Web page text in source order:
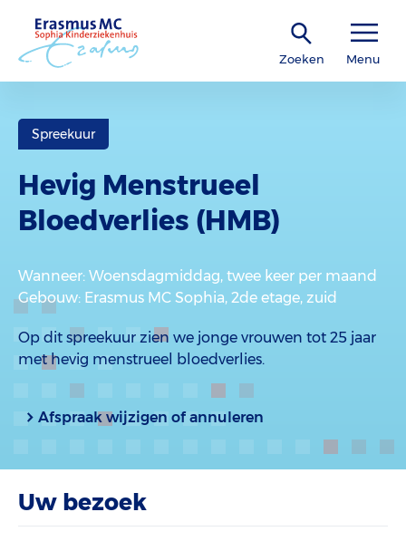
Zoeken Menu
Spreekuur
Hevig Menstrueel
Bloedverlies (HMB)
Wanneer: Woensdagmiddag, twee keer per maand
Gebouw: Erasmus MC Sophia, 2de etage, zuid
Op dit spreekuur zien we jonge vrouwen tot 25 jaar
met hevig menstrueel bloedverlies.
Afspraak wijzigen of annuleren
Uw bezoek